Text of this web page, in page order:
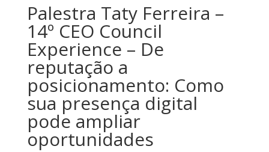
Palestra Taty Ferreira –
14º CEO Council
Experience – De
reputação a
posicionamento: Como
sua presença digital
pode ampliar
oportunidades